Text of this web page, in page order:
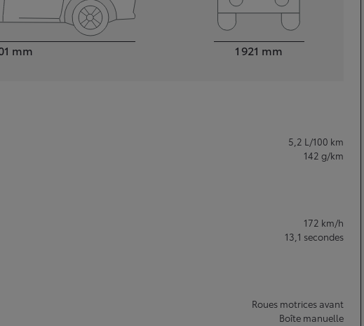
mm 1 921 mm
5,2 L/100 km
142 g/km
172 km/h
13,1 secondes
Roues motrices avant
Boîte manuelle